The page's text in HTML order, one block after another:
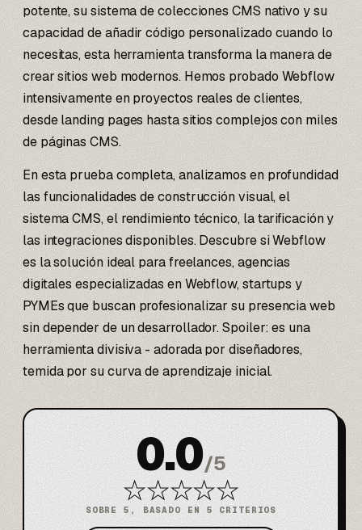
potente, su sistema de colecciones CMS nativo y su
capacidad de añadir código personalizado cuando lo
necesitas, esta herramienta transforma la manera de
crear sitios web modernos. Hemos probado Webflow
intensivamente en proyectos reales de clientes,
desde landing pages hasta sitios complejos con miles
de páginas CMS.
En esta prueba completa, analizamos en profundidad
las funcionalidades de construcción visual, el
sistema CMS, el rendimiento técnico, la tarificación y
las integraciones disponibles. Descubre si Webflow
es la solución ideal para freelances, agencias
digitales especializadas en Webflow, startups y
PYMEs que buscan profesionalizar su presencia web
sin depender de un desarrollador. Spoiler: es una
herramienta divisiva - adorada por diseñadores,
temida por su curva de aprendizaje inicial.
0.0/5
★★★★★
SOBRE 5, BASADO EN 5 CRITERIOS